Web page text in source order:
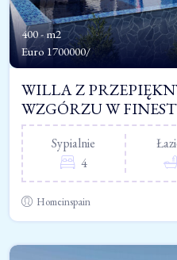
400 - m2
Euro 1700000/
WILLA Z
WZGÓRZU W
Sypialnie
4
Homeinspain